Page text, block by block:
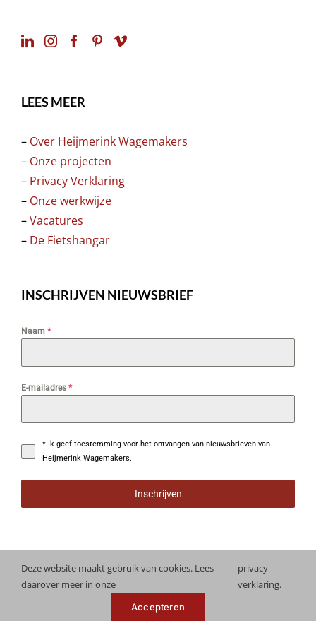
LEES MEER
– Over Heijmerink Wagemakers
– Onze projecten
– Privacy Verklaring
– Onze werkwijze
–Vacatures
– De Fietshangar
INSCHRIJVEN NIEUWSBRIEF
Naam *
E-mailadres *
* Ik geef toestemming voor het ontvangen van nieuwsbrieven van
Heijmerink Wagemakers.
Inschrijven
2026 Heijmerink Wagemakers | Alle rechten
voorbehouden
Deze website maakt gebruik van cookies. Lees
daarover meer in onze
privacy
verklaring.
Accepteren